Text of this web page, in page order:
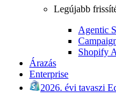
Legújabb
Agentic
Shopify
Árazás
Enterprise
2026. évi tavaszi